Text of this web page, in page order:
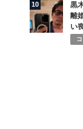
10
黒
離
い